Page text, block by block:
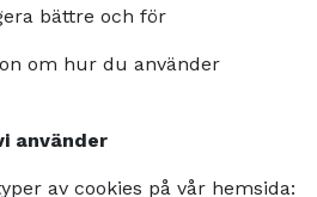
bättre och för
om hur du använder
använder
av cookies på vår hemsida: